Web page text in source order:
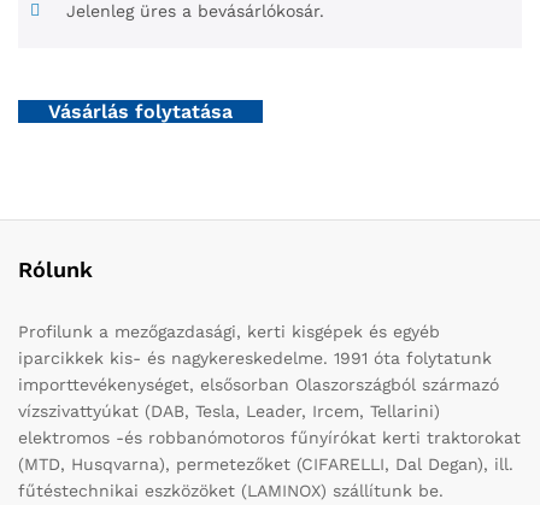
Jelenleg üres a bevásárlókosár.
Vásárlás folytatása
Rólunk
Profilunk a mezőgazdasági, kerti kisgépek és egyéb
iparcikkek kis- és nagykereskedelme. 1991 óta folytatunk
importtevékenységet, elsősorban Olaszországból származó
vízszivattyúkat (DAB, Tesla, Leader, Ircem, Tellarini)
elektromos -és robbanómotoros fűnyírókat kerti traktorokat
(MTD, Husqvarna), permetezőket (CIFARELLI, Dal Degan), ill.
fűtéstechnikai eszközöket (LAMINOX) szállítunk be.